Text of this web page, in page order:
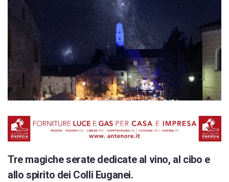
Tre magiche serate dedicate al vino, al cibo e
allo spirito dei Colli Euganei.